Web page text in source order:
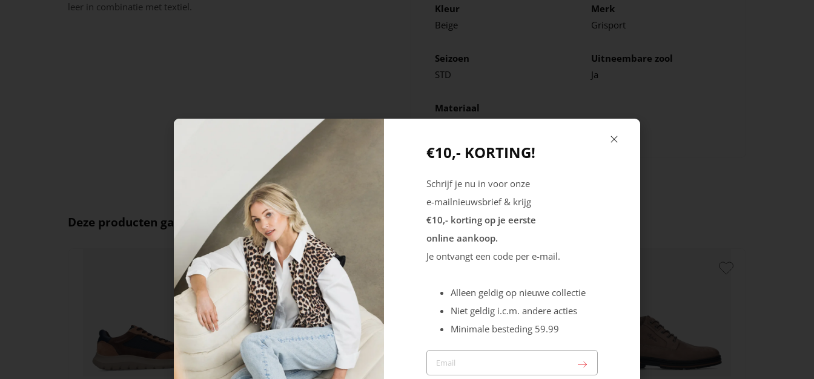
leer in combinatie met textiel.
Kleur
Beige
Merk
Grisport
Seizoen
STD
Uitneembare zool
Ja
Materiaal
Deze producten ga je leuk vinden
€10,- KORTING!
Schrijf je nu in voor onze
e-mailnieuwsbrief & krijg
€10,- korting op je eerste
online aankoop.
Je ontvangt een code per e-mail.
Alleen geldig op nieuwe collectie
Niet geldig i.c.m. andere acties
Minimale besteding 59.99